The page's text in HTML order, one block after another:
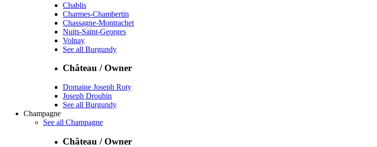
Chablis
Charmes-Chambertin
Chassagne-Montrachet
Nuits-Saint-Georges
Volnay
See all Burgundy
Château / Owner
Domaine Joseph Roty
Joseph Drouhin
See all Burgundy
Champagne
See all Champagne
Château / Owner